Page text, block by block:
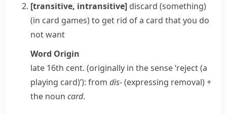
[transitive, intransitive] discard (something)
(in card games)to get rid of a card that you do
not want
Word Origin
late 16th cent. (originally in the sense ‘reject (a
playing card)’): from dis-(expressing removal) +
the noun card.